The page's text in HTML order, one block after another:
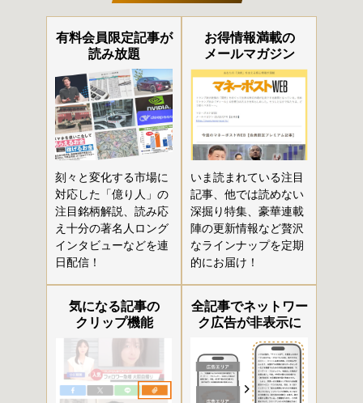
有料会員限定記事が
読み放題
刻々と変化する市場に
対応した「億り人」の
注目銘柄解説、読み応
え十分の著名人ロング
インタビューなどを連
日配信！
お得情報満載の
メールマガジン
いま読まれている注目
記事、他では読めない
深掘り特集、豪華連載
陣の更新情報など贅沢
なラインナップを定期
的にお届け！
気になる記事の
クリップ機能
全記事でネットワー
ク広告が非表示に